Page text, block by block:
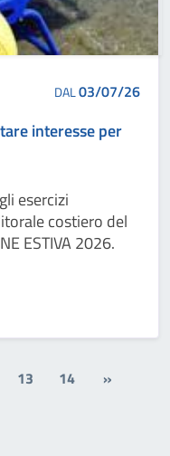
DAL03/07/26
interesse per
esercizi
costiero del
ESTIVA 2026.
13 14 »